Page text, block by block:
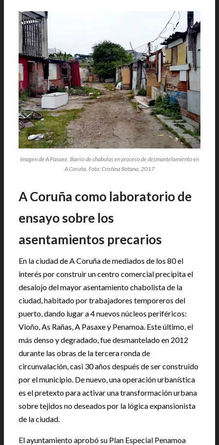
Imagen de A Pasaxe. Barrio de chabolas en proceso de desmantelamiento en
A Coruña. Foto: Cristina Botana, 2017
A Coruña como laboratorio de
ensayo sobre los
asentamientos precarios
En la ciudad de A Coruña de mediados de los 80 el
interés por construir un centro comercial precipita el
desalojo del mayor asentamiento chabolista de la
ciudad, habitado por trabajadores temporeros del
puerto, dando lugar a 4 nuevos núcleos periféricos:
Vioño, As Rañas, A Pasaxe y Penamoa. Este último, el
más denso y degradado, fue desmantelado en 2012
durante las obras de la tercera ronda de
circunvalación, casi 30 años después de ser construido
por el municipio. De nuevo, una operación urbanística
es el pretexto para activar una transformación urbana
sobre tejidos no deseados por la lógica expansionista
de la ciudad.
El ayuntamiento aprobó su Plan Especial Penamoa